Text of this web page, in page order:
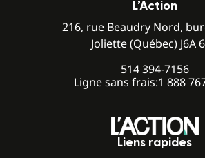
L’Action
216, rue Beaudry Nord,
Joliette (Québec) J6A
514 394-7156
Ligne sans frais:1 888
Liens rapides